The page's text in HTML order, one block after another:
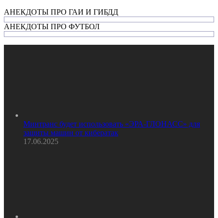
АНЕКДОТЫ ПРО ГАИ И ГИБДД
АНЕКДОТЫ ПРО ФУТБОЛ
Минтранс будет использовать «ЭРА-ГЛОНАСС» для
защиты машин от кибератак
17.06.2025